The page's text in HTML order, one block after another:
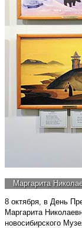
Маргарита
8 октября, в День
Маргарита
новосибирского